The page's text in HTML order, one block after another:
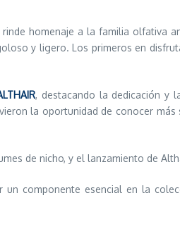
homenaje a la familia olfativa
y ligero. Los primeros en
, destacando la dedicación y
la oportunidad de conocer
de nicho, y el lanzamiento de
componente esencial en la